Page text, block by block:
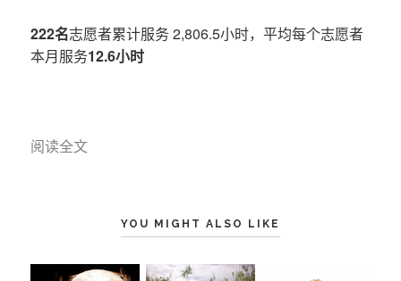
222名志愿者累计服务 2,806.5小时，平均每个志愿者
本月服务12.6小时
阅读全文
YOU MIGHT ALSO LIKE